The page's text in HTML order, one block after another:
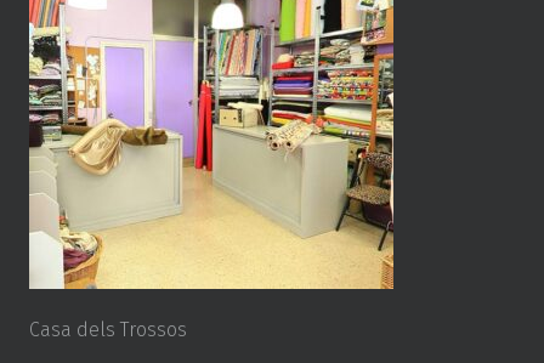
Casa dels Trossos